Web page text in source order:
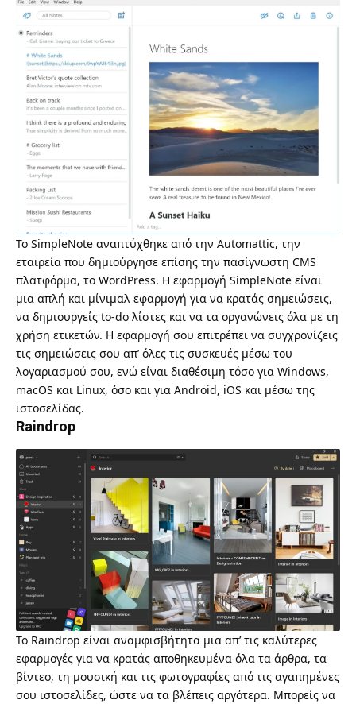
Το SimpleNote αναπτύχθηκε από την Automattic, την
εταιρεία που δημιούργησε επίσης την πασίγνωστη CMS
πλατφόρμα, το WordPress. Η εφαρμογή SimpleNote είναι
μια απλή και μίνιμαλ εφαρμογή για να κρατάς σημειώσεις,
να δημιουργείς to-do λίστες και να τα οργανώνεις όλα με τη
χρήση ετικετών. Η εφαρμογή σου επιτρέπει να συγχρονίζεις
τις σημειώσεις σου απ’ όλες τις συσκευές μέσω του
λογαριασμού σου, ενώ είναι διαθέσιμη τόσο για Windows,
macOS και Linux, όσο και για Android, iOS και μέσω της
ιστοσελίδας.
Raindrop
Το Raindrop είναι αναμφισβήτητα μια απ’ τις καλύτερες
εφαρμογές για να κρατάς αποθηκευμένα όλα τα άρθρα, τα
βίντεο, τη μουσική και τις φωτογραφίες από τις αγαπημένες
σου ιστοσελίδες, ώστε να τα βλέπεις αργότερα. Μπορείς να